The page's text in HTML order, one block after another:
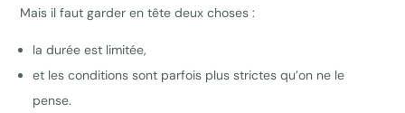
Mais il faut garder en tête deux choses :
la durée est limitée,
et les conditions sont parfois plus strictes qu’on ne le
pense.